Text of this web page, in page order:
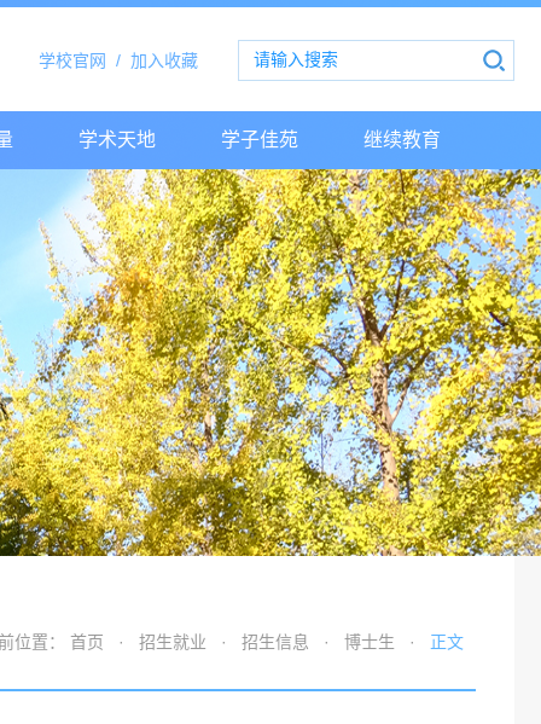
学校官网 / 加入收藏
学术天地 学子佳苑 继续教育
位置： 首页 · 招生就业 · 招生信息 · 博士生 · 正文